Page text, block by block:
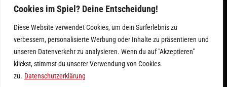
Cookies im Spiel? Deine Entscheidung!
Diese Website verwendet Cookies, um dein Surferlebnis zu
verbessern, personalisierte Werbung oder Inhalte zu präsentieren und
unseren Datenverkehr zu analysieren. Wenn du auf "Akzeptieren"
klickst, stimmst du unserer Verwendung von Cookies
zu. Datenschutzerklärung
DATENSCHUTZ